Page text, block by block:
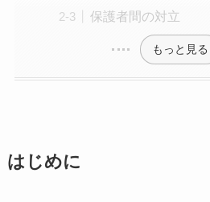
保護者間の対立
もっと見る
はじめに